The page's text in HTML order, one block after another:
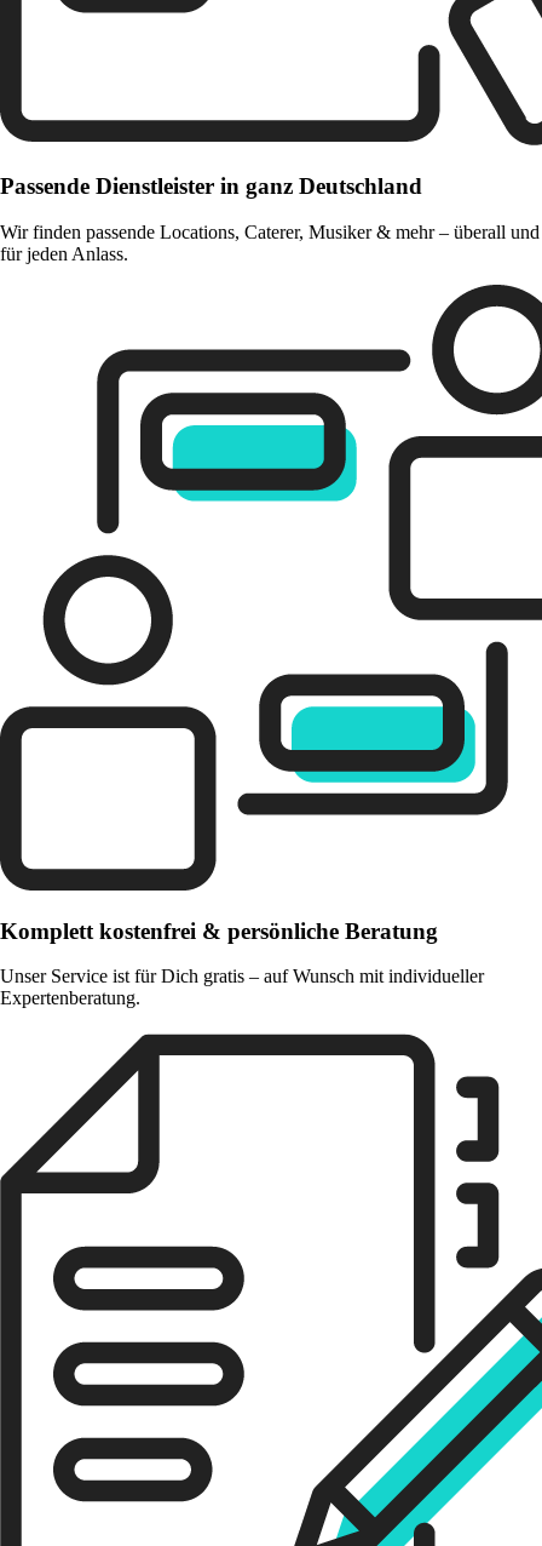
Passende Dienstleister in ganz Deutschland
Wir finden passende Locations, Caterer, Musiker & mehr – überall und
für jeden Anlass.
Komplett kostenfrei & persönliche Beratung
Unser Service ist für Dich gratis – auf Wunsch mit individueller
Expertenberatung.